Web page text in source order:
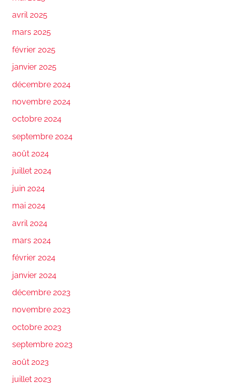
avril 2025
mars 2025
février 2025
janvier 2025
décembre 2024
novembre 2024
octobre 2024
septembre 2024
août 2024
juillet 2024
juin 2024
mai 2024
avril 2024
mars 2024
février 2024
janvier 2024
décembre 2023
novembre 2023
octobre 2023
septembre 2023
août 2023
juillet 2023